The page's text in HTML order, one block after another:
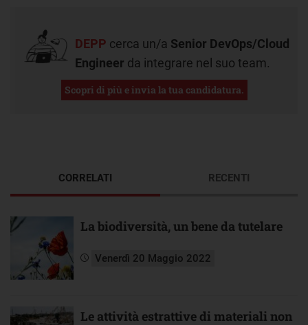
DEPP cerca un/a Senior DevOps/Cloud
Engineer da integrare nel suo team.
Scopri di più e invia la tua candidatura.
CORRELATI
La biodiversità, un bene da tutelare
Venerdì 20 Maggio 2022
Le attività estrattive di materiali non
RECENTI